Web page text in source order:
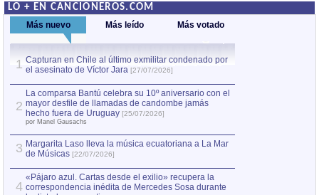
LO + EN CANCIONEROS.COM
Más nuevo Más leído Más votado
1 Capturan en Chile al último exmilitar condenado por
el asesinato de Víctor Jara [27/07/2026]
2
La comparsa Bantú celebra su 10º aniversario con el
mayor desfile de llamadas de candombe jamás
hecho fuera de Uruguay [25/07/2026]
por Manel Gausachs
3 Margarita Laso lleva la música ecuatoriana a La Mar
de Músicas [22/07/2026]
4
«Pájaro azul. Cartas desde el exilio» recupera la
correspondencia inédita de Mercedes Sosa durante